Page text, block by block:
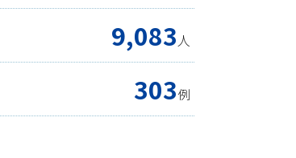
9,083人
303例